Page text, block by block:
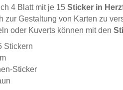
4 Blatt mit je 15 Sticker in
zur Gestaltung von Karten zu
oder Kuverts können mit den
Stickern
Sticker